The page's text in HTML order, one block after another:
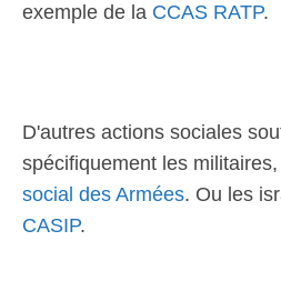
exemple de la CCAS RATP.
D'autres actions sociales
spécifiquement les
social des Armées. Ou les
CASIP.